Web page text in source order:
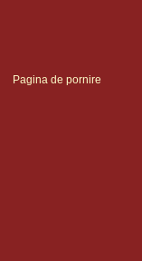
Pagina de pornire